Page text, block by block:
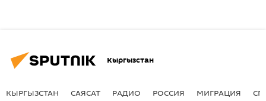
Кыргызстан
КЫРГЫЗСТАН САЯСАТ РАДИО РОССИЯ МИГРАЦИЯ